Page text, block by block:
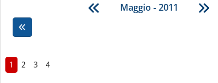
Maggio - 2011
1 2 3 4